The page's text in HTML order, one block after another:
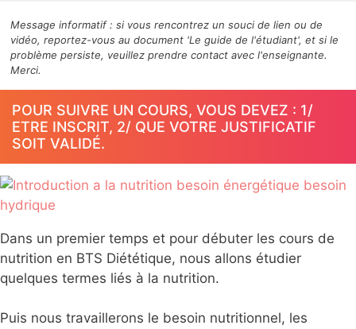
Message informatif : si vous rencontrez un souci de lien ou de
vidéo, reportez-vous au document 'Le guide de l'étudiant', et si le
problème persiste, veuillez prendre contact avec l'enseignante.
Merci.
POUR SUIVRE UN COURS, VOUS DEVEZ : 1/
ETRE INSCRIT, 2/ QUE VOTRE JUSTIFICATIF
SOIT VALIDÉ.
Dans un premier temps et pour débuter les cours de
nutrition en BTS Diététique, nous allons étudier
quelques termes liés à la nutrition.
Puis nous travaillerons le besoin nutritionnel, les